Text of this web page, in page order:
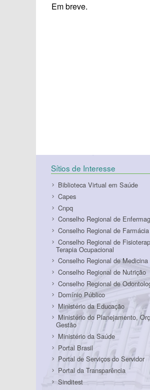
Em breve.
Sítios de Interesse
Biblioteca Virtual em Saúde
Capes
Cnpq
Conselho Regional de
Conselho Regional de Farmácia
Conselho Regional de
Terapia Ocupacional
Conselho Regional de Medicina
Conselho Regional de Nutrição
Conselho Regional de
Domínio Público
Ministério da Educação
Ministério do Planejamento,
Gestão
Ministério da Saúde
Portal Brasil
Portal de Serviços do Servidor
Portal da Transparência
Sinditest